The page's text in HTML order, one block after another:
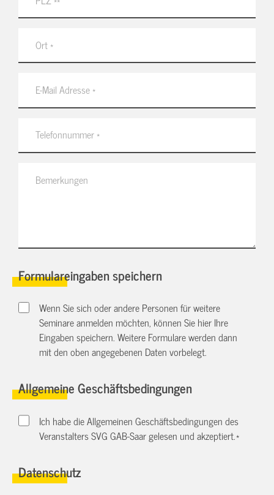
Formulareingaben speichern
Wenn Sie sich oder andere Personen für weitere
Seminare anmelden möchten, können Sie hier Ihre
Eingaben speichern. Weitere Formulare werden dann
mit den oben angegebenen Daten vorbelegt.
Allgemeine Geschäftsbedingungen
Ich habe die Allgemeinen Geschäftsbedingungen des
Veranstalters SVG GAB-Saar gelesen und akzeptiert.*
Datenschutz